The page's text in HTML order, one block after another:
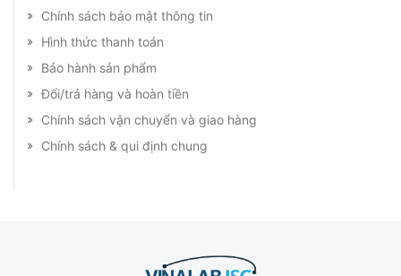
Chính sách bảo mật thông tin
Hình thức thanh toán
Bảo hành sản phẩm
Đổi/trả hàng và hoàn tiền
Chính sách vận chuyển và giao hàng
Chính sách & qui định chung